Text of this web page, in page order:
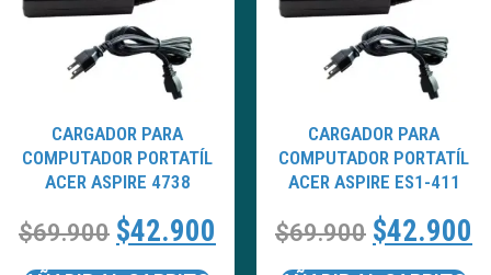
CARGADOR PARA
COMPUTADOR PORTATÍL
ACER ASPIRE 4738
$69.900 $42.900
CARGADOR PARA
COMPUTADOR PORTATÍL
ACER ASPIRE ES1-411
$69.900 $42.900